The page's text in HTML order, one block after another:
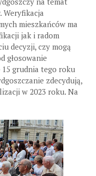
Weryfikacja
mieszkańców ma
jak i radom
decyzji, czy mogą
głosowanie
15 grudnia tego roku
zdecydują,
w 2023 roku. Na